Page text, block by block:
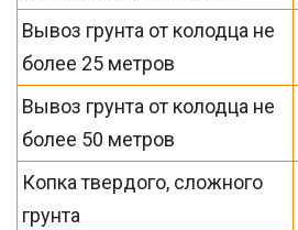
Вывоз грунта от колодца не
более 25 метров
Вывоз грунта от колодца не
более 50 метров
Копка твердого, сложного
грунта